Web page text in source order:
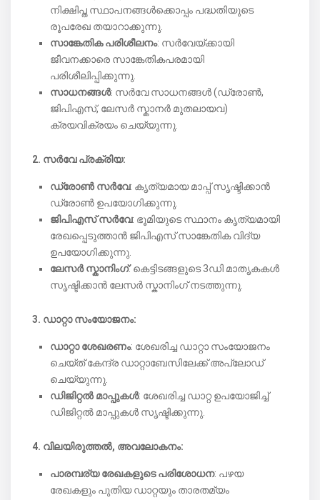
നിക്ഷിപ്ത സ്ഥാപനങ്ങൾക്കൊപ്പം പദ്ധതിയുടെ
രൂപരേഖ തയാറാക്കുന്നു.
സാങ്കേതിക പരിശീലനം: സർവേയ്ക്കായി
ജീവനക്കാരെ സാങ്കേതികപരമായി
പരിശീലിപ്പിക്കുന്നു.
സാധനങ്ങൾ: സർവേ സാധനങ്ങൾ (ഡ്രോൺ,
ജിപിഎസ്, ലേസർ സ്കാനർ മുതലായവ)
ക്രയവിക്രയം ചെയ്യുന്നു.
2. സർവേ പ്രക്രിയ:
ഡ്രോൺ സർവേ: കൃത്യമായ മാപ്പ് സൃഷ്ടിക്കാൻ
ഡ്രോൺ ഉപയോഗിക്കുന്നു.
ജിപിഎസ് സർവേ: ഭൂമിയുടെ സ്ഥാനം കൃത്യമായി
രേഖപ്പെടുത്താൻ ജിപിഎസ് സാങ്കേതിക വിദ്യ
ഉപയോഗിക്കുന്നു.
ലേസർ സ്കാനിംഗ്: കെട്ടിടങ്ങളുടെ 3ഡി മാതൃകകൾ
സൃഷ്ടിക്കാൻ ലേസർ സ്കാനിംഗ് നടത്തുന്നു.
3. ഡാറ്റാ സംയോജനം:
ഡാറ്റാ ശേഖരണം: ശേഖരിച്ച ഡാറ്റാ സംയോജനം
ചെയ്ത് കേന്ദ്ര ഡാറ്റാബേസിലേക്ക് അപ്‌ലോഡ്
ചെയ്യുന്നു.
ഡിജിറ്റൽ മാപ്പുകൾ: ശേഖരിച്ച ഡാറ്റ ഉപയോജിച്ച്
ഡിജിറ്റൽ മാപ്പുകൾ സൃഷ്ടിക്കുന്നു.
4. വിലയിരുത്തൽ, അവലോകനം:
പാരമ്പര്യ രേഖകളുടെ പരിശോധന: പഴയ
രേഖകളും പുതിയ ഡാറ്റയും താരതമ്യം